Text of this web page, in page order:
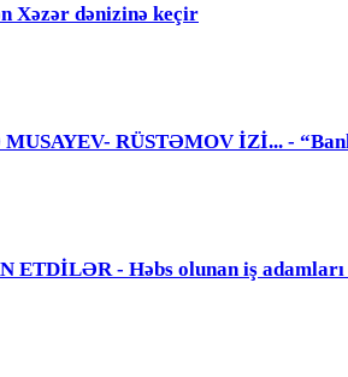
Xəzər dənizinə keçir
RÜSTƏMOV İZİ... -
ETDİLƏR - Həbs olunan iş